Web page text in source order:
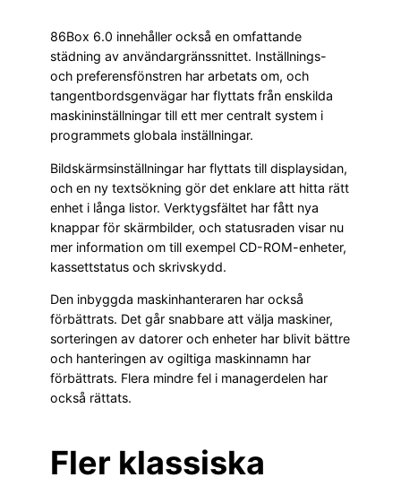
86Box 6.0 innehåller också en omfattande
städning av användargränssnittet. Inställnings-
och preferensfönstren har arbetats om, och
tangentbordsgenvägar har flyttats från enskilda
maskininställningar till ett mer centralt system i
programmets globala inställningar.
Bildskärmsinställningar har flyttats till displaysidan,
och en ny textsökning gör det enklare att hitta rätt
enhet i långa listor. Verktygsfältet har fått nya
knappar för skärmbilder, och statusraden visar nu
mer information om till exempel CD-ROM-enheter,
kassettstatus och skrivskydd.
Den inbyggda maskinhanteraren har också
förbättrats. Det går snabbare att välja maskiner,
sorteringen av datorer och enheter har blivit bättre
och hanteringen av ogiltiga maskinnamn har
förbättrats. Flera mindre fel i managerdelen har
också rättats.
Fler klassiska